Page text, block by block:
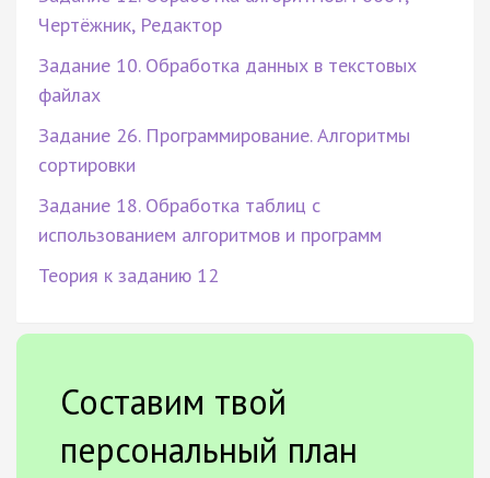
Чертёжник, Редактор
Задание 10. Обработка данных в текстовых
файлах
Задание 26. Программирование. Алгоритмы
сортировки
Задание 18. Обработка таблиц с
использованием алгоритмов и программ
Теория к заданию 12
Составим твой
персональный план